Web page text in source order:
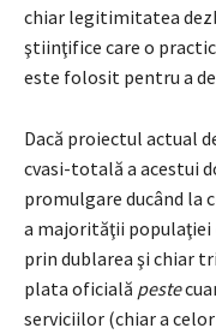
chiar legitimitatea
ştiinţifice care o
este folosit pentru a
Dacă proiectul actual
cvasi-totală a acestui
promulgare ducând la
a majorităţii populaţiei
prin dublarea şi chiar
plata oficială peste
serviciilor (chiar a